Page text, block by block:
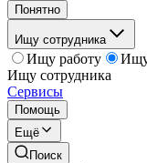
Понятно
Ищу сотрудника
Ищу работу
Ищу
Ищу сотрудника
Сервисы
Помощь
Ещё
Поиск